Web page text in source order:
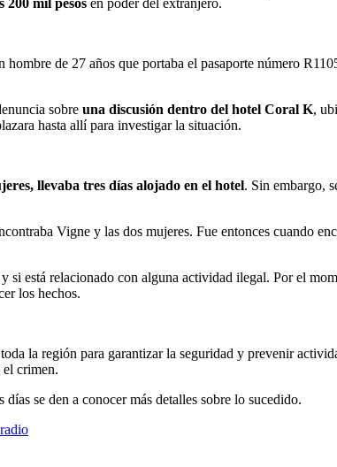
200 mil pesos en poder del extranjero.
hombre de 27 años que portaba el pasaporte número
sobre una discusión dentro del hotel Coral K,
hasta allí para investigar la situación.
llevaba tres días alojado en el hotel. Sin embargo,
Vigne y las dos mujeres. Fue entonces cuando
está relacionado con alguna actividad ilegal. Por el
los hechos.
la región para garantizar la seguridad y prevenir
el crimen.
se den a conocer más detalles sobre lo sucedido.